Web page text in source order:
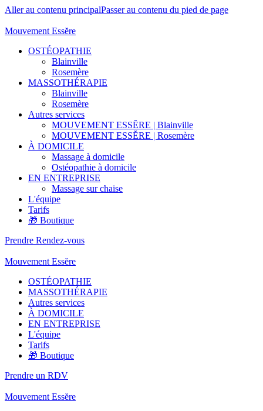
Aller au contenu principalPasser au contenu du pied de page
Mouvement Essĕre
OSTÉOPATHIE
Blainville
Rosemère
MASSOTHÉRAPIE
Blainville
Rosemère
Autres services
MOUVEMENT ESSĔRE | Blainville
MOUVEMENT ESSĔRE | Rosemère
À DOMICILE
Massage à domicile
Ostéopathie à domicile
EN ENTREPRISE
Massage sur chaise
L'équipe
Tarifs
🎁 Boutique
Prendre Rendez-vous
Mouvement Essĕre
OSTÉOPATHIE
MASSOTHÉRAPIE
Autres services
À DOMICILE
EN ENTREPRISE
L'équipe
Tarifs
🎁 Boutique
Prendre un RDV
Mouvement Essĕre